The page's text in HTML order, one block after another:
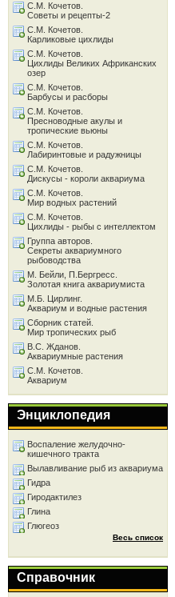
С.М. Кочетов.
Советы и рецепты-2
С.М. Кочетов.
Карликовые цихлиды
С.М. Кочетов.
Цихлиды Великих Африканских
озер
С.М. Кочетов.
Барбусы и расборы
С.М. Кочетов.
Пресноводные акулы и
тропические вьюны
С.М. Кочетов.
Лабиринтовые и радужницы
С.М. Кочетов.
Дискусы - короли аквариума
С.М. Кочетов.
Мир водных растений
С.М. Кочетов.
Цихлиды - рыбы с интеллектом
Группа авторов.
Секреты аквариумного
рыбоводства
М. Бейли, П.Бергресс.
Золотая книга аквариумиста
М.Б. Цирлинг.
Аквариум и водные растения
Сборник статей.
Мир тропических рыб
В.С. Жданов.
Аквариумные растения
С.М. Кочетов.
Аквариум
Энциклопедия
Воспаление желудочно-
кишечного тракта
Вылавливание рыб из аквариума
Гидра
Гиродактилез
Глина
Глюгеоз
Весь список
Справочник